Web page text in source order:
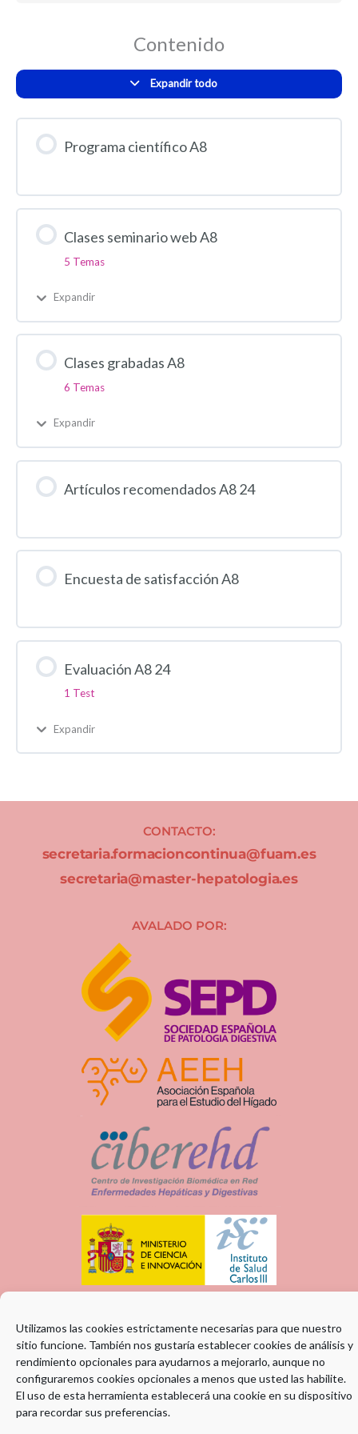
Utilizamos las cookies estrictamente necesarias para que nuestro
sitio funcione. También nos gustaría establecer cookies de análisis y
rendimiento opcionales para ayudarnos a mejorarlo, aunque no
configuraremos cookies opcionales a menos que usted las habilite.
El uso de esta herramienta establecerá una cookie en su dispositivo
para recordar sus preferencias.
Contenido
Expandir todo
Programa científico A8
Clases seminario web A8
5 Temas
Expandir
Clases grabadas A8
6 Temas
Expandir
Artículos recomendados A8 24
Encuesta de satisfacción A8
Evaluación A8 24
1 Test
Expandir
CONTACTO:
secretaria.formacioncontinua@fuam.es
secretaria@master-hepatologia.es
AVALADO POR: